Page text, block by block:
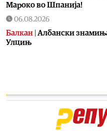
Мароко во Шпанија!
06.08.2026
Балкан | Албански
Улцињ
06.08.2026
Помалку
Демографската криза